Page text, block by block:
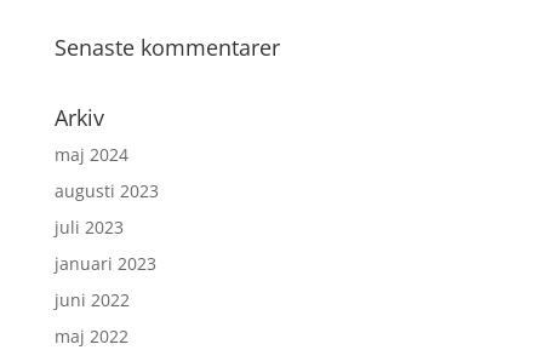
Senaste kommentarer
Arkiv
maj 2024
augusti 2023
juli 2023
januari 2023
juni 2022
maj 2022